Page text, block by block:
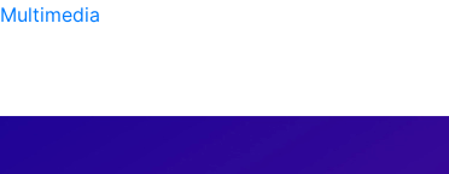
Multimedia